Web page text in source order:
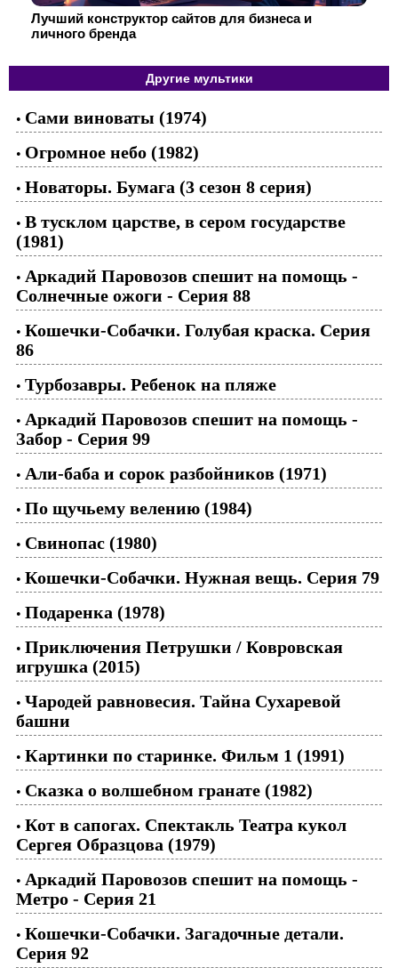
Лучший конструктор сайтов для бизнеса и
личного бренда
Другие мультики
• Сами виноваты (1974)
• Огромное небо (1982)
• Новаторы. Бумага (3 сезон 8 серия)
• В тусклом царстве, в сером государстве
(1981)
• Аркадий Паровозов спешит на помощь -
Солнечные ожоги - Серия 88
• Кошечки-Собачки. Голубая краска. Серия
86
• Турбозавры. Ребенок на пляже
• Аркадий Паровозов спешит на помощь -
Забор - Серия 99
• Али-баба и сорок разбойников (1971)
• По щучьему велению (1984)
• Свинопас (1980)
• Кошечки-Собачки. Нужная вещь. Серия 79
• Подаренка (1978)
• Приключения Петрушки / Ковровская
игрушка (2015)
• Чародей равновесия. Тайна Сухаревой
башни
• Картинки по старинке. Фильм 1 (1991)
• Сказка о волшебном гранате (1982)
• Кот в сапогах. Спектакль Театра кукол
Сергея Образцова (1979)
• Аркадий Паровозов спешит на помощь -
Метро - Серия 21
• Кошечки-Собачки. Загадочные детали.
Серия 92